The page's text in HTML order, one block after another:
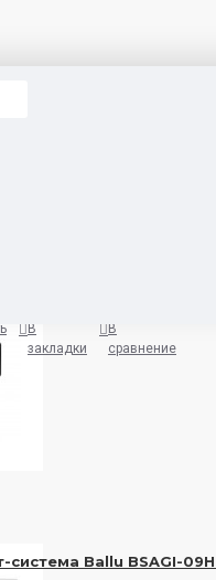
В
закладки
В
сравнение
система Ballu BSAGI-